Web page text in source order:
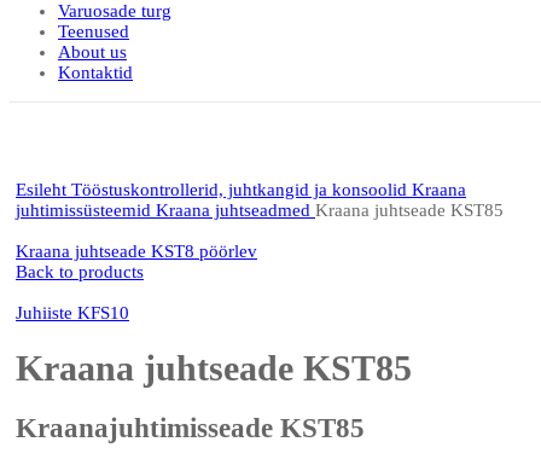
Varuosade turg
Teenused
About us
Kontaktid
Esileht Tööstuskontrollerid, juhtkangid ja konsoolid Kraana
juhtimissüsteemid Kraana juhtseadmed Kraana juhtseade KST85
Kraana juhtseade KST8 pöörlev
Back to products
Juhiiste KFS10
Kraana juhtseade KST85
Kraanajuhtimisseade KST85